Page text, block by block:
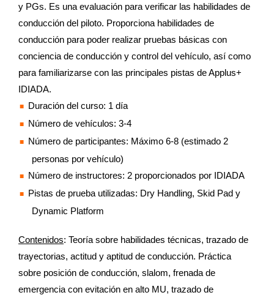
y PGs. Es una evaluación para verificar las habilidades de
conducción del piloto. Proporciona habilidades de
conducción para poder realizar pruebas básicas con
conciencia de conducción y control del vehículo, así como
para familiarizarse con las principales pistas de Applus+
IDIADA.
Duración del curso: 1 día
Número de vehículos: 3-4
Número de participantes: Máximo 6-8 (estimado 2
personas por vehículo)
Número de instructores: 2 proporcionados por IDIADA
Pistas de prueba utilizadas: Dry Handling, Skid Pad y
Dynamic Platform
Contenidos: Teoría sobre habilidades técnicas, trazado de
trayectorias, actitud y aptitud de conducción. Práctica
sobre posición de conducción, slalom, frenada de
emergencia con evitación en alto MU, trazado de